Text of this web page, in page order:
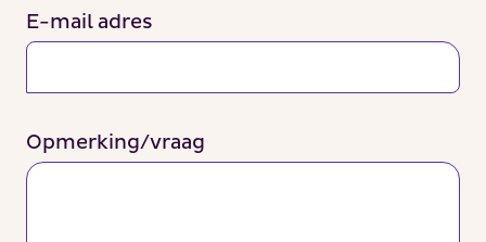
E-mail adres
Opmerking/vraag